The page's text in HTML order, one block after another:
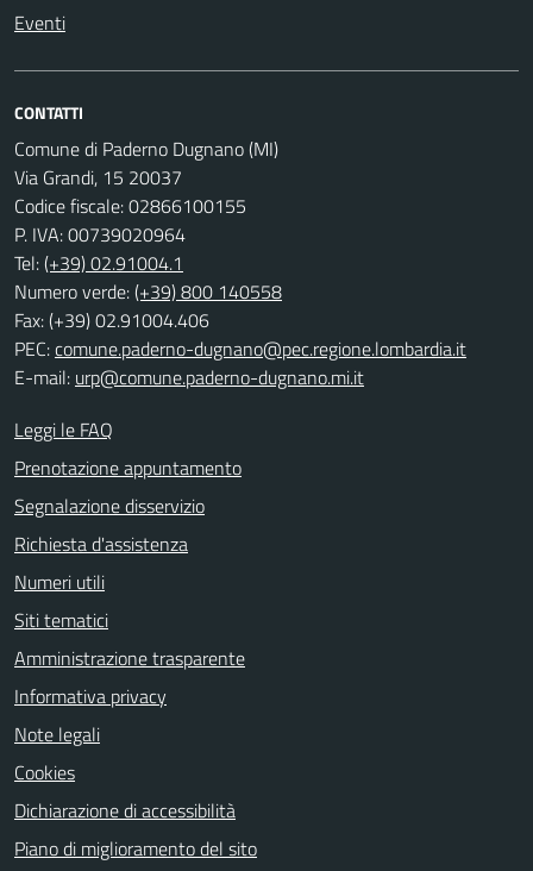
Eventi
CONTATTI
Comune di Paderno Dugnano (MI)
Via Grandi, 15 20037
Codice fiscale: 02866100155
P. IVA: 00739020964
Tel:(+39) 02.91004.1
Numero verde:(+39) 800 140558
Fax: (+39) 02.91004.406
PEC:comune.paderno-dugnano@pec.regione.lombardia.it
E-mail: urp@comune.paderno-dugnano.mi.it
Leggi le FAQ
Prenotazione appuntamento
Segnalazione disservizio
Richiesta d'assistenza
Numeri utili
Siti tematici
Amministrazione trasparente
Informativa privacy
Note legali
Cookies
Dichiarazione di accessibilità
Piano di miglioramento del sito